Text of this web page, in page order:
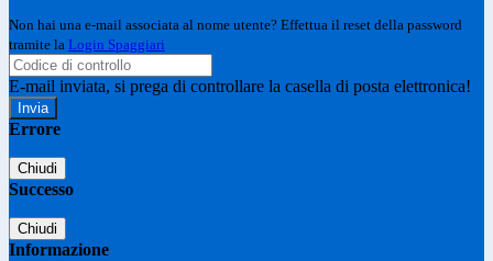
Non hai una e-mail associata al nome utente? Effettua il reset della password
tramite la Login Spaggiari
E-mail inviata, si prega di controllare la casella di posta elettronica!
Errore
Chiudi
Successo
Chiudi
Informazione